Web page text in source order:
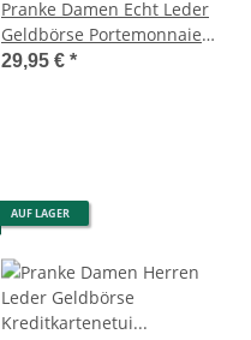
Pranke Damen Echt Leder
Geldbörse Portemonnaie
Geldbeutel Brieftasche
29,95 € *
AUF LAGER